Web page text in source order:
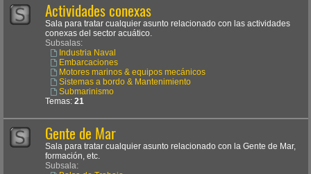
Actividades conexas
Sala para tratar cualquier asunto relacionado con las actividades
conexas del sector acuático.
Subsalas:
Industria Naval
Embarcaciones
Motores marinos & equipos mecánicos
Sistemas a bordo & Mantenimiento
Submarinismo
Temas: 21
Gente de Mar
Sala para tratar cualquier asunto relacionado con la Gente de Mar,
formación, etc.
Subsala: